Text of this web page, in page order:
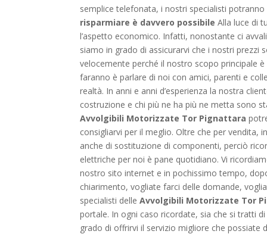
semplice telefonata, i nostri specialisti
risparmiare è davvero possibile Alla luce di
l’aspetto economico. Infatti, nonostante ci
siamo in grado di assicurarvi che i nostri
velocemente perché il nostro scopo principale
faranno è parlare di noi con amici, parenti e
realtà. In anni e anni d’esperienza la nostra
costruzione e chi più ne ha più ne metta sono
Avvolgibili Motorizzate Tor Pignattara
consigliarvi per il meglio. Oltre che per vendita,
anche di sostituzione di componenti, perciò
elettriche per noi è pane quotidiano. Vi
nostro sito internet e in pochissimo tempo,
chiarimento, vogliate farci delle domande,
specialisti delleAvvolgibili Motorizzate Tor
portale. In ogni caso ricordate, sia che si tratti
grado di offrirvi il servizio migliore che possiate